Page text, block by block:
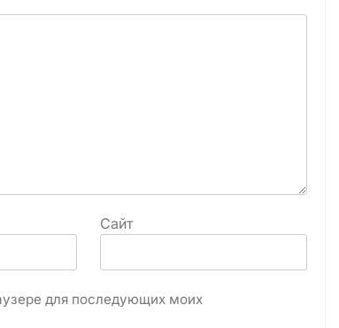
Сайт
для последующих моих